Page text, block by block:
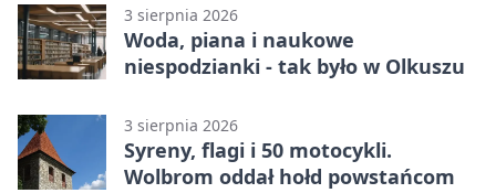
3 sierpnia 2026
Woda, piana i naukowe
niespodzianki - tak było w Olkuszu
3 sierpnia 2026
Syreny, flagi i 50 motocykli.
Wolbrom oddał hołd powstańcom